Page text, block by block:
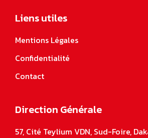
Liens utiles
Mentions Légales
Confidentialité
Contact
Direction Générale
57, Cité Teylium VDN, Sud-Foire,